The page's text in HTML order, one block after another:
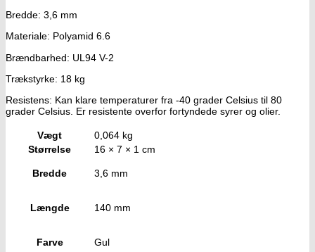
Bredde: 3,6 mm
Materiale: Polyamid 6.6
Brændbarhed: UL94 V-2
Trækstyrke: 18 kg
Resistens: Kan klare temperaturer fra -40 grader Celsius til 80
grader Celsius. Er resistente overfor fortyndede syrer og olier.
Vægt
0,064 kg
Størrelse
16 × 7 × 1 cm
Bredde 3,6 mm
Længde 140 mm
Farve Gul